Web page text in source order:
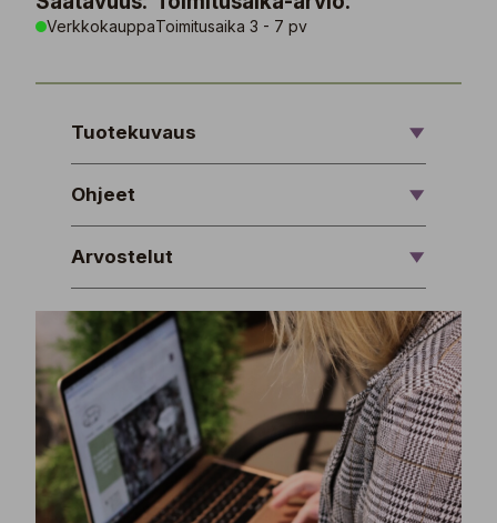
VerkkokauppaToimitusaika 3 - 7 pv
Tuotekuvaus
Ohjeet
Arvostelut